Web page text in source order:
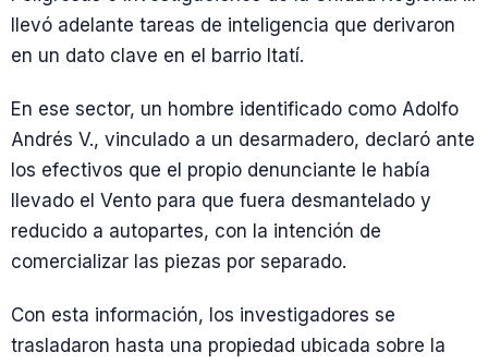
llevó adelante tareas de inteligencia que derivaron
en un dato clave en el barrio Itatí.
En ese sector, un hombre identificado como Adolfo
Andrés V., vinculado a un desarmadero, declaró ante
los efectivos que el propio denunciante le había
llevado el Vento para que fuera desmantelado y
reducido a autopartes, con la intención de
comercializar las piezas por separado.
Con esta información, los investigadores se
trasladaron hasta una propiedad ubicada sobre la